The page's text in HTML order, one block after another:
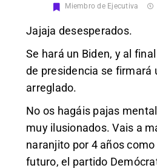
Miembro de Ejecutiva
Jajaja desesperados.
Se hará un Biden, y al
de presidencia se firmará
arreglado.
No os hagáis pajas
muy ilusionados. Vais a
naranjito por 4 años
futuro, el partido